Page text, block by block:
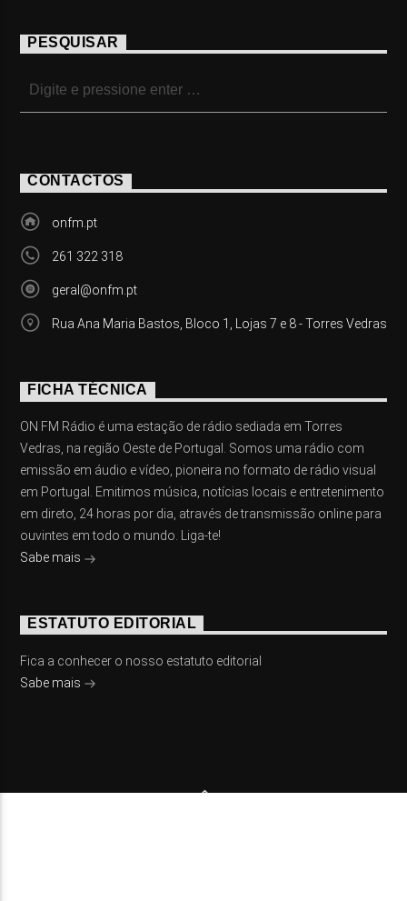
PESQUISAR
CONTACTOS
onfm.pt
261 322 318
geral@onfm.pt
Rua Ana Maria Bastos, Bloco 1, Lojas 7 e 8 - Torres Vedras
FICHA TÉCNICA
ON FM Rádio é uma estação de rádio sediada em Torres
Vedras, na região Oeste de Portugal. Somos uma rádio com
emissão em áudio e vídeo, pioneira no formato de rádio visual
em Portugal. Emitimos música, notícias locais e entretenimento
em direto, 24 horas por dia, através de transmissão online para
ouvintes em todo o mundo. Liga-te!
Sabe mais
ESTATUTO EDITORIAL
Fica a conhecer o nosso estatuto editorial
Sabe mais